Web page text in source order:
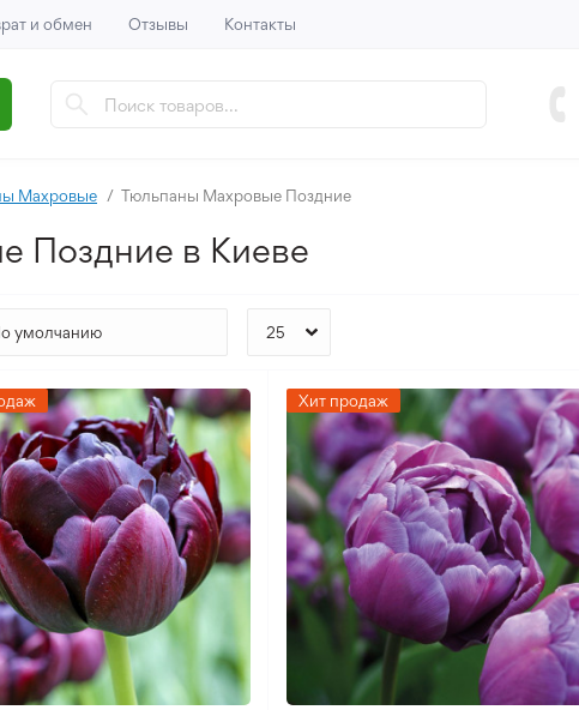
и обмен Отзывы Контакты
Махровые Тюльпаны Махровые Поздние
Поздние в Киеве
Хит продаж